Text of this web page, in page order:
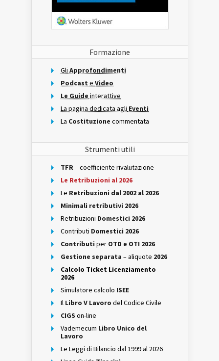
Formazione
Gli Approfondimenti
Podcast e Video
Le Guide interattive
La pagina dedicata agli Eventi
La Costituzione commentata
Strumenti utili
TFR– coefficiente rivalutazione
Le Retribuzioni al 2026
Le Retribuzioni dal 2002 al 2026
Minimali retributivi 2026
Retribuzioni Domestici 2026
Contributi Domestici 2026
Contributi per OTD e OTI 2026
Gestione separata – aliquote 2026
Calcolo Ticket Licenziamento
2026
Simulatore calcolo ISEE
Il Libro V Lavoro del Codice Civile
CIGS on-line
Vademecum Libro Unico del
Lavoro
Le Leggi di Bilancio dal 1999 al 2026